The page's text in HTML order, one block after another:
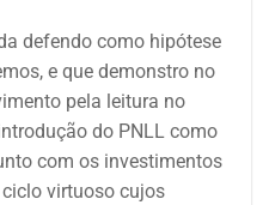
defendo como hipótese
e que demonstro no
pela leitura no
do PNLL como
com os investimentos
virtuoso cujos